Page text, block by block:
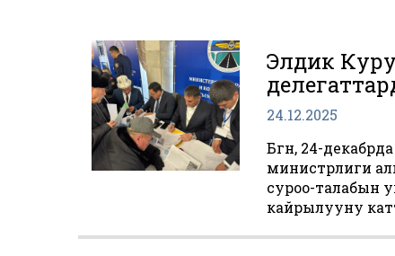
Элдик
24.12.2025
Бүгүн, 24-
министрлиги
суроо-талабын
кайрылууну